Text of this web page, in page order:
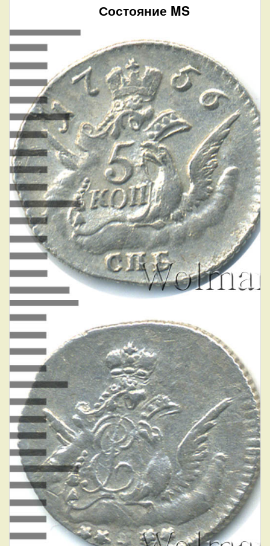
Состояние MS